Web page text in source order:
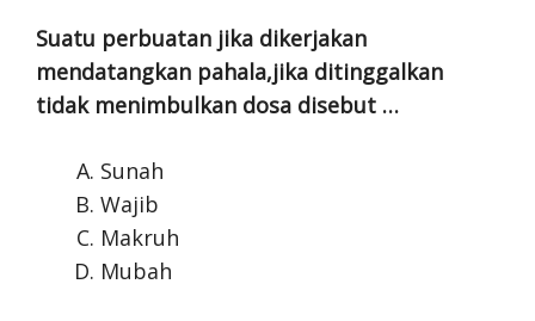
Suatu perbuatan jika dikerjakan
mendatangkan pahala,jika ditinggalkan
tidak menimbulkan dosa disebut …
Sunah
Wajib
Makruh
Mubah